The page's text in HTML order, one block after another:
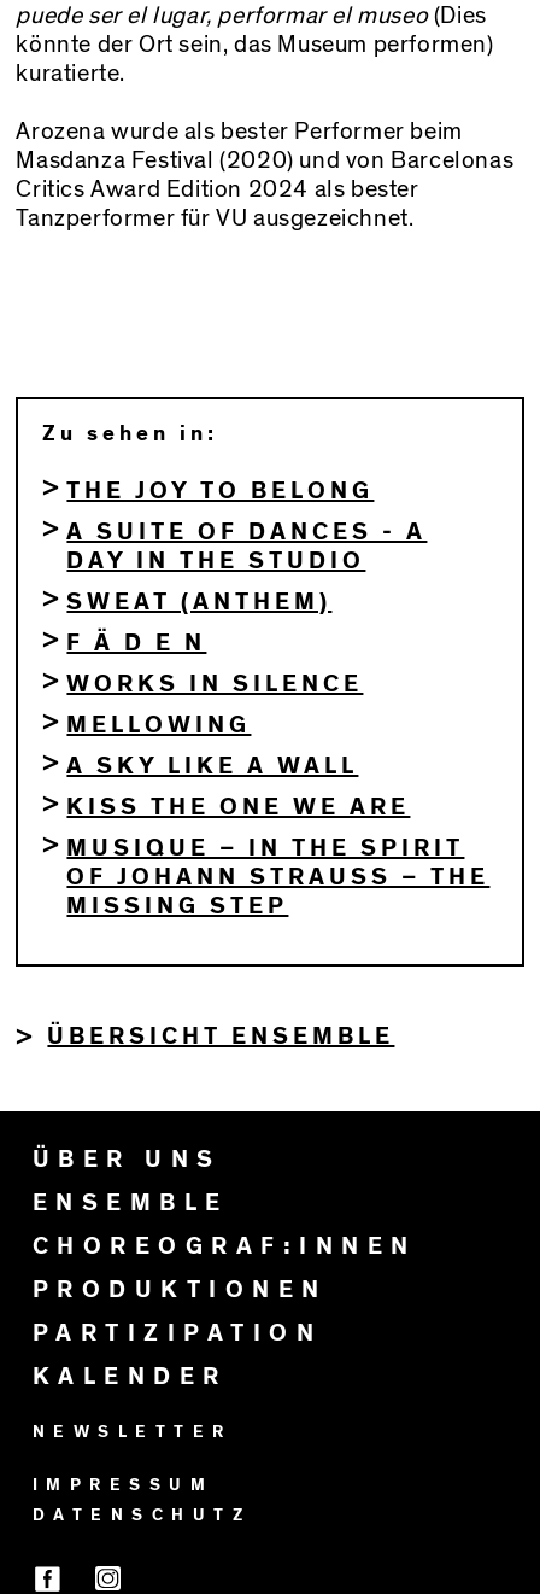
puede ser el lugar, performar el museo(Dies
könnte der Ort sein, das Museum performen)
kuratierte.
Arozena wurde als bester Performer beim
Masdanza Festival (2020) und von Barcelonas
Critics Award Edition 2024 als bester
Tanzperformer für VU ausgezeichnet.
Zu sehen in:
THE JOY TO BELONG
A SUITE OF DANCES - A
DAY IN THE STUDIO
SWEAT (ANTHEM)
F Ä D E N
WORKS IN SILENCE
MELLOWING
A SKY LIKE A WALL
KISS THE ONE WE ARE
MUSIQUE – IN THE SPIRIT
OF JOHANN STRAUSS – THE
MISSING STEP
> ÜBERSICHT ENSEMBLE
ÜBER UNS
ENSEMBLE
CHOREOGRAF:INNEN
PRODUKTIONEN
PARTIZIPATION
KALENDER
NEWSLETTER
IMPRESSUM
DATENSCHUTZ